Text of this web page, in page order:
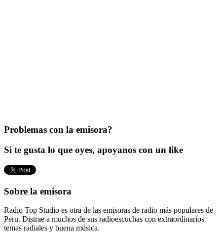
Problemas con la emisora?
Si te gusta lo que oyes, apoyanos con un like
Sobre la emisora
Radio Top Studio es otra de las emisoras de radio más populares de
Peru. Distrae a muchos de sus radioescuchas con extraordinarios
temas radiales y buena música.